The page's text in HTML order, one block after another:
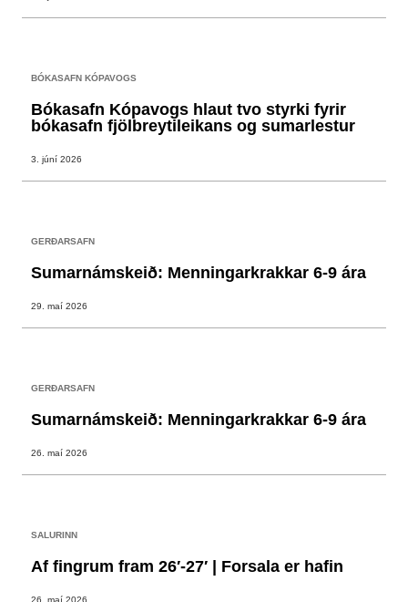
BÓKASAFN KÓPAVOGS
Bókasafn Kópavogs hlaut tvo styrki fyrir
bókasafn fjölbreytileikans og sumarlestur
3. júní 2026
GERÐARSAFN
Sumarnámskeið: Menningarkrakkar 6-9 ára
29. maí 2026
GERÐARSAFN
Sumarnámskeið: Menningarkrakkar 6-9 ára
26. maí 2026
SALURINN
Af fingrum fram 26′-27′ | Forsala er hafin
26. maí 2026